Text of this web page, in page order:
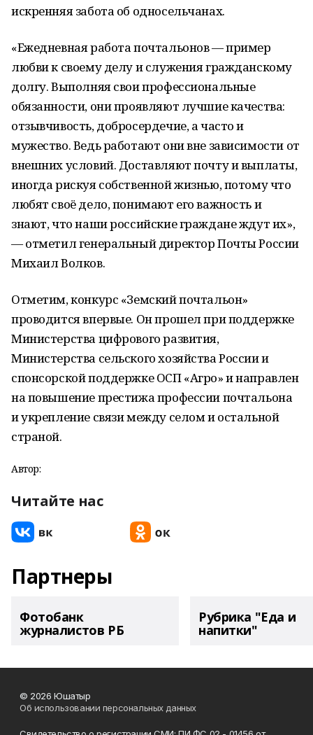
искренняя забота об односельчанах.
«Ежедневная работа почтальонов — пример
любви к своему делу и служения гражданскому
долгу. Выполняя свои профессиональные
обязанности, они проявляют лучшие качества:
отзывчивость, добросердечие, а часто и
мужество. Ведь работают они вне зависимости от
внешних условий. Доставляют почту и выплаты,
иногда рискуя собственной жизнью, потому что
любят своё дело, понимают его важность и
знают, что наши российские граждане ждут их»,
— отметил генеральный директор Почты России
Михаил Волков.
Отметим, конкурс «Земский почтальон»
проводится впервые. Он прошел при поддержке
Министерства цифрового развития,
Министерства сельского хозяйства России и
спонсорской поддержке ОСП «Агро» и направлен
на повышение престижа профессии почтальона
и укрепление связи между селом и остальной
страной.
Автор:
Читайте нас
Партнеры
Фотобанк
журналистов РБ
Рубрика "Еда и
напитки"
© 2026 Юшатыр
Об использовании персональных данных